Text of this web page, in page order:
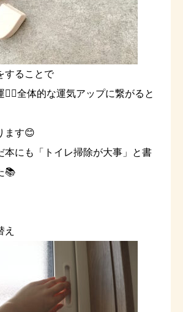
することで
🏃‍♂️全体的な運気アップに繋がると
ます😊
本にも「トイレ掃除が大事」と書
📚